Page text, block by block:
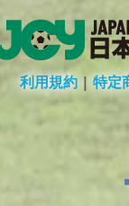
利用規約| 特定